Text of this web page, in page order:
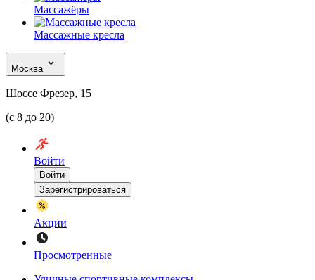
Массажёры
Массажные кресла
Москва
Шоссе Фрезер, 15
(с 8 до 20)
Войти
Войти
Зарегистрироваться
Акции
Просмотренные